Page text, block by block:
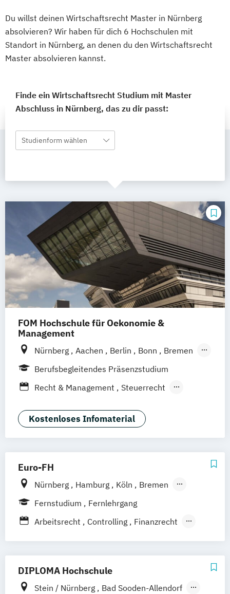
Du willst deinen Wirtschaftsrecht Master in Nürnberg
absolvieren? Wir haben für dich 6 Hochschulen mit
Standort in Nürnberg, an denen du den Wirtschaftsrecht
Master absolvieren kannst.
Finde ein Wirtschaftsrecht Studium mit Master
Abschluss in Nürnberg, das zu dir passt:
Studienform wählen
FOM Hochschule für Oekonomie &
Management
Nürnberg Aachen Berlin Bonn
Bremen
Dortmund Duisburg Düsseldorf
Köln
Mannheim München Münster
Neuss Siegen Stuttgart Wesel
Wuppertal Augsburg Kassel
Gütersloh Hagen Karlsruhe
Saarbrücken Mainz Arnsberg
Digitales Live Studium (DLS)
Berufsbegleitendes Präsenzstudium
Recht & Management
Steuerrecht
Wirtschaftsrecht Vertiefung Notariat
Kostenloses Infomaterial
Euro-FH
Nürnberg Hamburg Köln
Bremen
Berlin
Göttingen
Frankfurt am Main
Fernstudium
Fernlehrgang
Arbeitsrecht
Controlling
Finanzrecht
Internationales Wirtschaftsrecht
DIPLOMA Hochschule
Stein / Nürnberg
Bad Sooden-Allendorf